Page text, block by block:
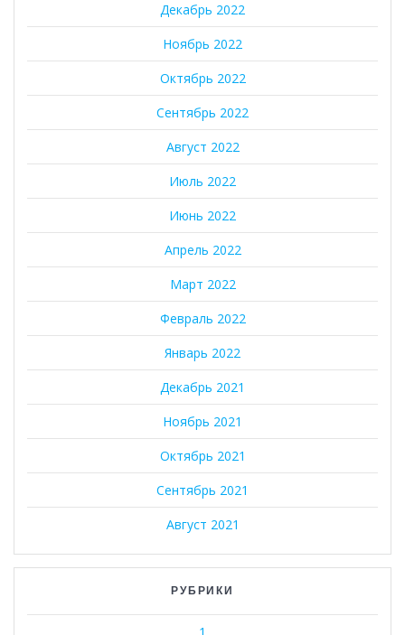
Декабрь 2022
Ноябрь 2022
Октябрь 2022
Сентябрь 2022
Август 2022
Июль 2022
Июнь 2022
Апрель 2022
Март 2022
Февраль 2022
Январь 2022
Декабрь 2021
Ноябрь 2021
Октябрь 2021
Сентябрь 2021
Август 2021
РУБРИКИ